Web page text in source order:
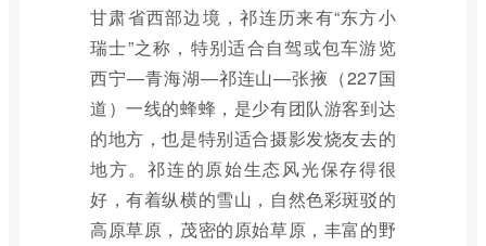
甘肃省西部边境，祁连历来有“东方小
瑞士”之称，特别适合自驾或包车游览
西宁—青海湖—祁连山—张掖（227国
道）一线的蜂蜂，是少有团队游客到达
的地方，也是特别适合摄影发烧友去的
地方。祁连的原始生态风光保存得很
好，有着纵横的雪山，自然色彩斑驳的
高原草原，茂密的原始草原，丰富的野